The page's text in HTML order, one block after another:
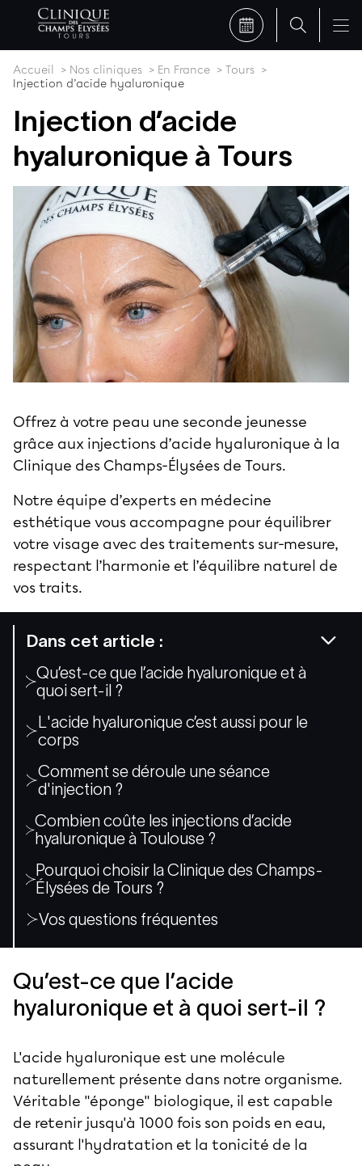
Accueil Nos cliniques En France
Tours
Injection d’acide hyaluronique
Injection d’acide
hyaluronique à Tours
Dans cet article :
Qu’est-ce que l’acide hyaluronique et à
quoi sert-il ?
L'acide hyaluronique c’est aussi pour le
corps
Comment se déroule une séance
d'injection ?
Combien coûte les injections d’acide
hyaluronique à Toulouse ?
Pourquoi choisir la Clinique des Champs-
Élysées de Tours ?
Vos questions fréquentes
Offrez à votre peau une seconde jeunesse
grâce aux injections d’acide hyaluronique à la
Clinique des Champs-Élysées de Tours.
Notre équipe d’experts en médecine
esthétique vous accompagne pour équilibrer
votre visage avec des traitements sur-mesure,
respectant l’harmonie et l’équilibre naturel de
vos traits.
Qu’est-ce que l’acide
hyaluronique et à quoi sert-il ?
L'acide hyaluronique est une molécule
naturellement présente dans notre organisme.
Véritable "éponge" biologique, il est capable
de retenir jusqu'à 1000 fois son poids en eau,
assurant l'hydratation et la tonicité de la